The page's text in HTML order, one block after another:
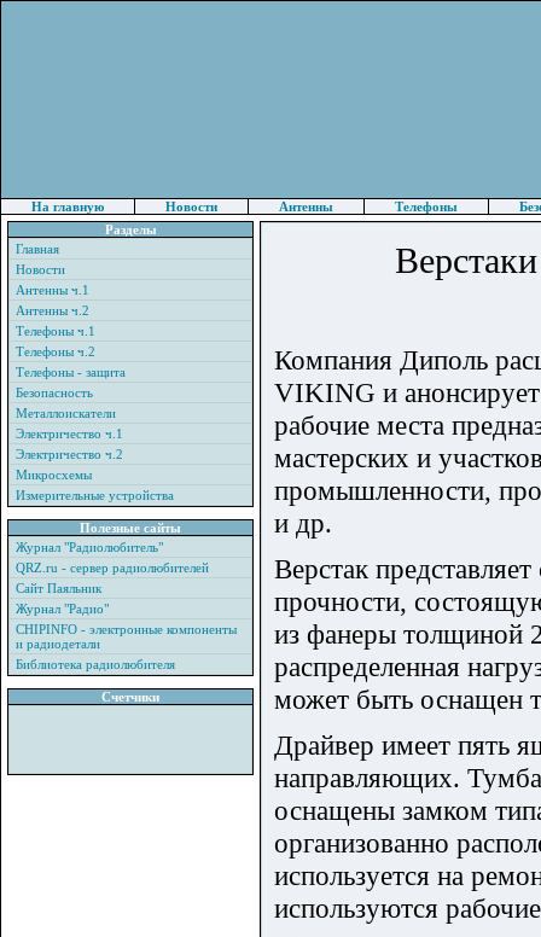
На главную Новости Антенны Телефоны
Разделы
Главная
Новости
Антенны ч.1
Антенны ч.2
Телефоны ч.1
Телефоны ч.2
Телефоны - защита
Безопасность
Металлоискатели
Электричество ч.1
Электричество ч.2
Микросхемы
Измерительные устройства
Полезные сайты
Журнал "Радиолюбитель"
QRZ.ru - сервер радиолюбителей
Сайт Паяльник
Журнал "Радио"
CHIPINFO - электронные компоненты
и радиодетали
Библиотека радиолюбителя
Счетчики
Компания Диполь
VIKING и
рабочие места
мастерских и
промышленности,
и др.
Верстак
прочности,
из фанеры толщиной
распределенная
может быть оснащен
Драйвер имеет пять
направляющих.
оснащены замком
организованно
используется на
используются